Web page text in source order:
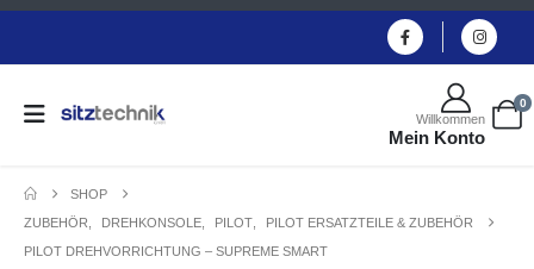
Willkommen
Mein Konto
0
SHOP
ZUBEHÖR
DREHKONSOLE PILOT
PILOT ERSATZTEILE & ZUBEHÖR
PILOT DREHVORRICHTUNG – SUPREME SMART